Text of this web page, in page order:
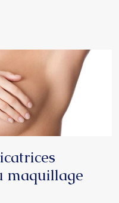
maquillage